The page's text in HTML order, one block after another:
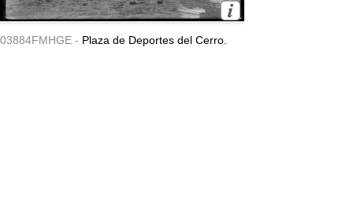
03884FMHGE - Plaza de Deportes del Cerro.